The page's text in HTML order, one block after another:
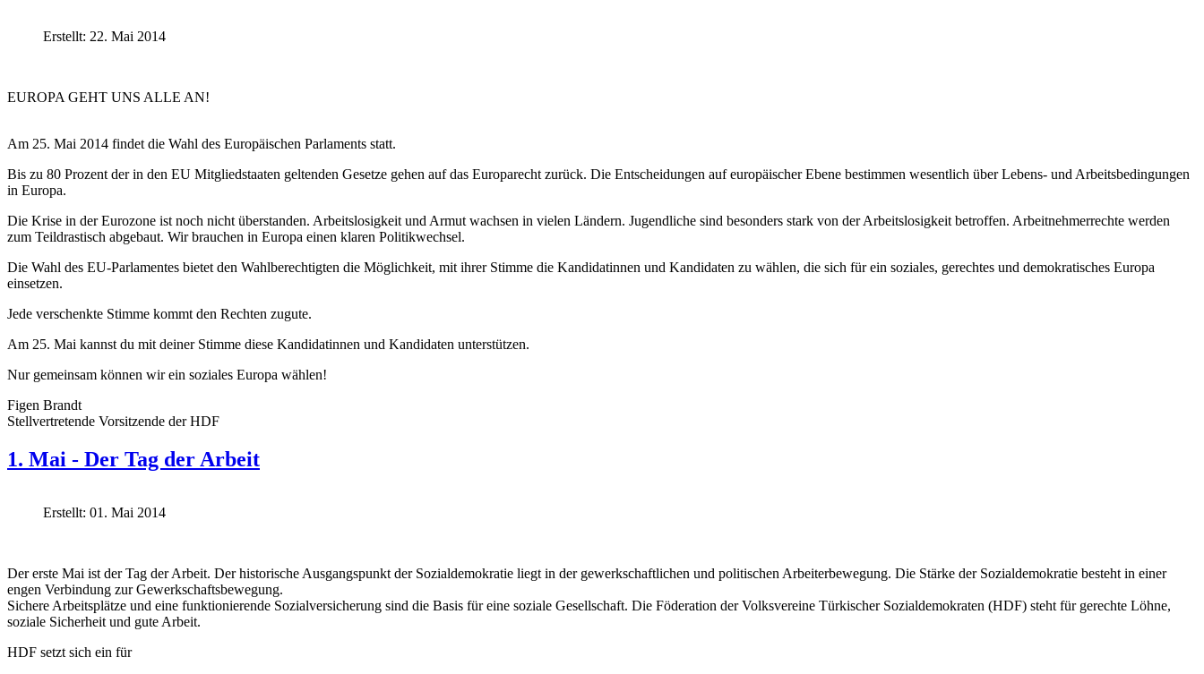
Erstellt: 22. Mai 2014
EUROPA GEHT UNS ALLE AN!
Am 25. Mai 2014 findet die Wahl des Europäischen Parlaments statt.
Bis zu 80 Prozent der in den EU Mitgliedstaaten geltenden Gesetze gehen auf das Europarecht zurück. Die Entscheidungen auf europäischer Ebene bestimmen wesentlich über Lebens- und Arbeitsbedingungen
in Europa.
Die Krise in der Eurozone ist noch nicht überstanden. Arbeitslosigkeit und Armut wachsen in vielen Ländern. Jugendliche sind besonders stark von der Arbeitslosigkeit betroffen. Arbeitnehmerrechte werden
zum Teildrastisch abgebaut. Wir brauchen in Europa einen klaren Politikwechsel.
Die Wahl des EU-Parlamentes bietet den Wahlberechtigten die Möglichkeit, mit ihrer Stimme die Kandidatinnen und Kandidaten zu wählen, die sich für ein soziales, gerechtes und demokratisches Europa
einsetzen.
Jede verschenkte Stimme kommt den Rechten zugute.
Am 25. Mai kannst du mit deiner Stimme diese Kandidatinnen und Kandidaten unterstützen.
Nur gemeinsam können wir ein soziales Europa wählen!
Figen Brandt
Stellvertretende Vorsitzende der HDF
1. Mai - Der Tag der Arbeit
Erstellt: 01. Mai 2014
Der erste Mai ist der Tag der Arbeit. Der historische Ausgangspunkt der Sozialdemokratie liegt in der gewerkschaftlichen und politischen Arbeiterbewegung. Die Stärke der Sozialdemokratie besteht in einer
engen Verbindung zur Gewerkschaftsbewegung.
Sichere Arbeitsplätze und eine funktionierende Sozialversicherung sind die Basis für eine soziale Gesellschaft. Die Föderation der Volksvereine Türkischer Sozialdemokraten (HDF) steht für gerechte Löhne,
soziale Sicherheit und gute Arbeit.
HDF setzt sich ein für